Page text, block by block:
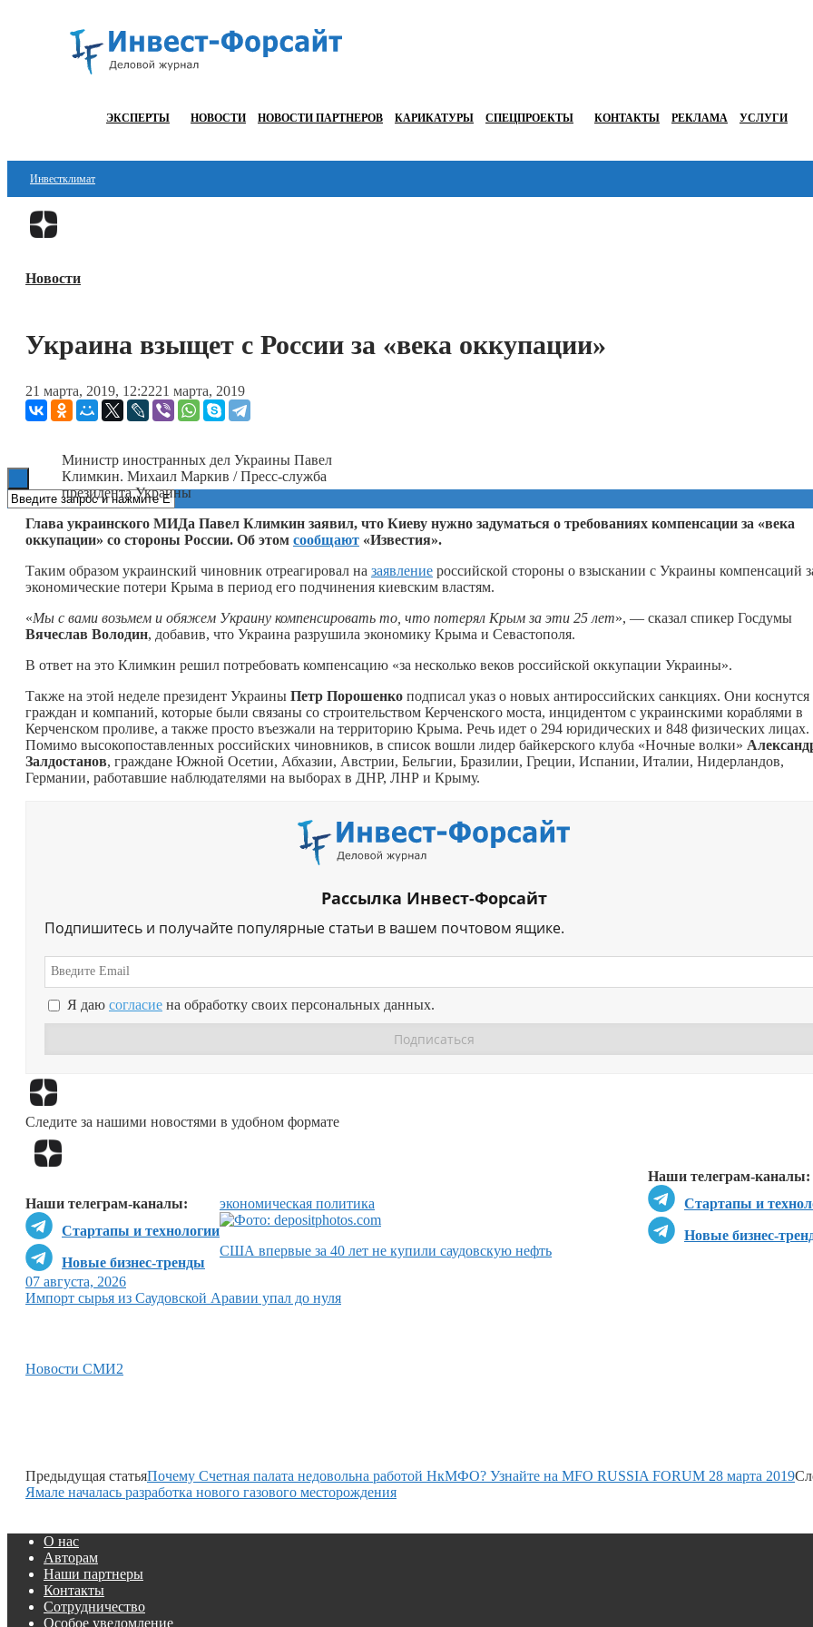
ЭКСПЕРТЫ НОВОСТИ НОВОСТИ ПАРТНЕРОВ КАРИКАТУРЫ СПЕЦПРОЕКТЫ КОНТАКТЫ РЕКЛАМА УСЛУГИ
Инвестклимат
Финансы
Блокчейн
Технологии
ESG
Новости
Украина взыщет с России за «века оккупации»
21 марта, 2019, 12:2221 марта, 2019
Министр иностранных дел Украины Павел
Климкин. Михаил Маркив / Пресс-служба
президента Украины
Глава украинского МИДа Павел Климкин заявил, что Киеву нужно задуматься о требованиях компенсации за «века
оккупации» со стороны России. Об этом сообщают «Известия».
Таким образом украинский чиновник отреагировал на заявление российской стороны о взыскании с Украины компенсаций
экономические потери Крыма в период его подчинения киевским властям.
«Мы с вами возьмем и обяжем Украину компенсировать то, что потерял Крым за эти 25 лет», — сказал спикер Госдумы
Вячеслав Володин, добавив, что Украина разрушила экономику Крыма и Севастополя.
В ответ на это Климкин решил потребовать компенсацию «за несколько веков российской оккупации Украины».
Также на этой неделе президент Украины Петр Порошенко подписал указ о новых антироссийских санкциях. Они коснутся
граждан и компаний, которые были связаны со строительством Керченского моста, инцидентом с украинскими кораблями в
Керченском проливе, а также просто въезжали на территорию Крыма. Речь идет о 294 юридических и 848 физических лицах.
Помимо высокопоставленных российских чиновников, в список вошли лидер байкерского клуба «Ночные волки»
Залдостанов, граждане Южной Осетии, Абхазии, Австрии, Бельгии, Бразилии, Греции, Испании, Италии, Нидерландов,
Германии, работавшие наблюдателями на выборах в ДНР, ЛНР и Крыму.
Рассылка Инвест-Форсайт
Подпишитесь и получайте популярные статьи в вашем почтовом ящике.
Я даю согласие на обработку своих персональных данных.
Следите за нашими новостями в удобном формате
Наши телеграм-каналы:
Стартапы и
Новые бизнес-
Наши телеграм-каналы:
Стартапы и технологии
Новые бизнес-тренды
экономическая политика
США впервые за 40 лет не купили саудовскую нефть
07 августа, 2026
Импорт сырья из Саудовской Аравии упал до нуля
Новости СМИ2
Предыдущая статьяПочему Счетная палата недовольна работой НкМФО? Узнайте на MFO RUSSIA FORUM 28 марта 2019
Ямале началась разработка нового газового месторождения
О нас
Авторам
Наши партнеры
Контакты
Сотрудничество
Особое уведомление